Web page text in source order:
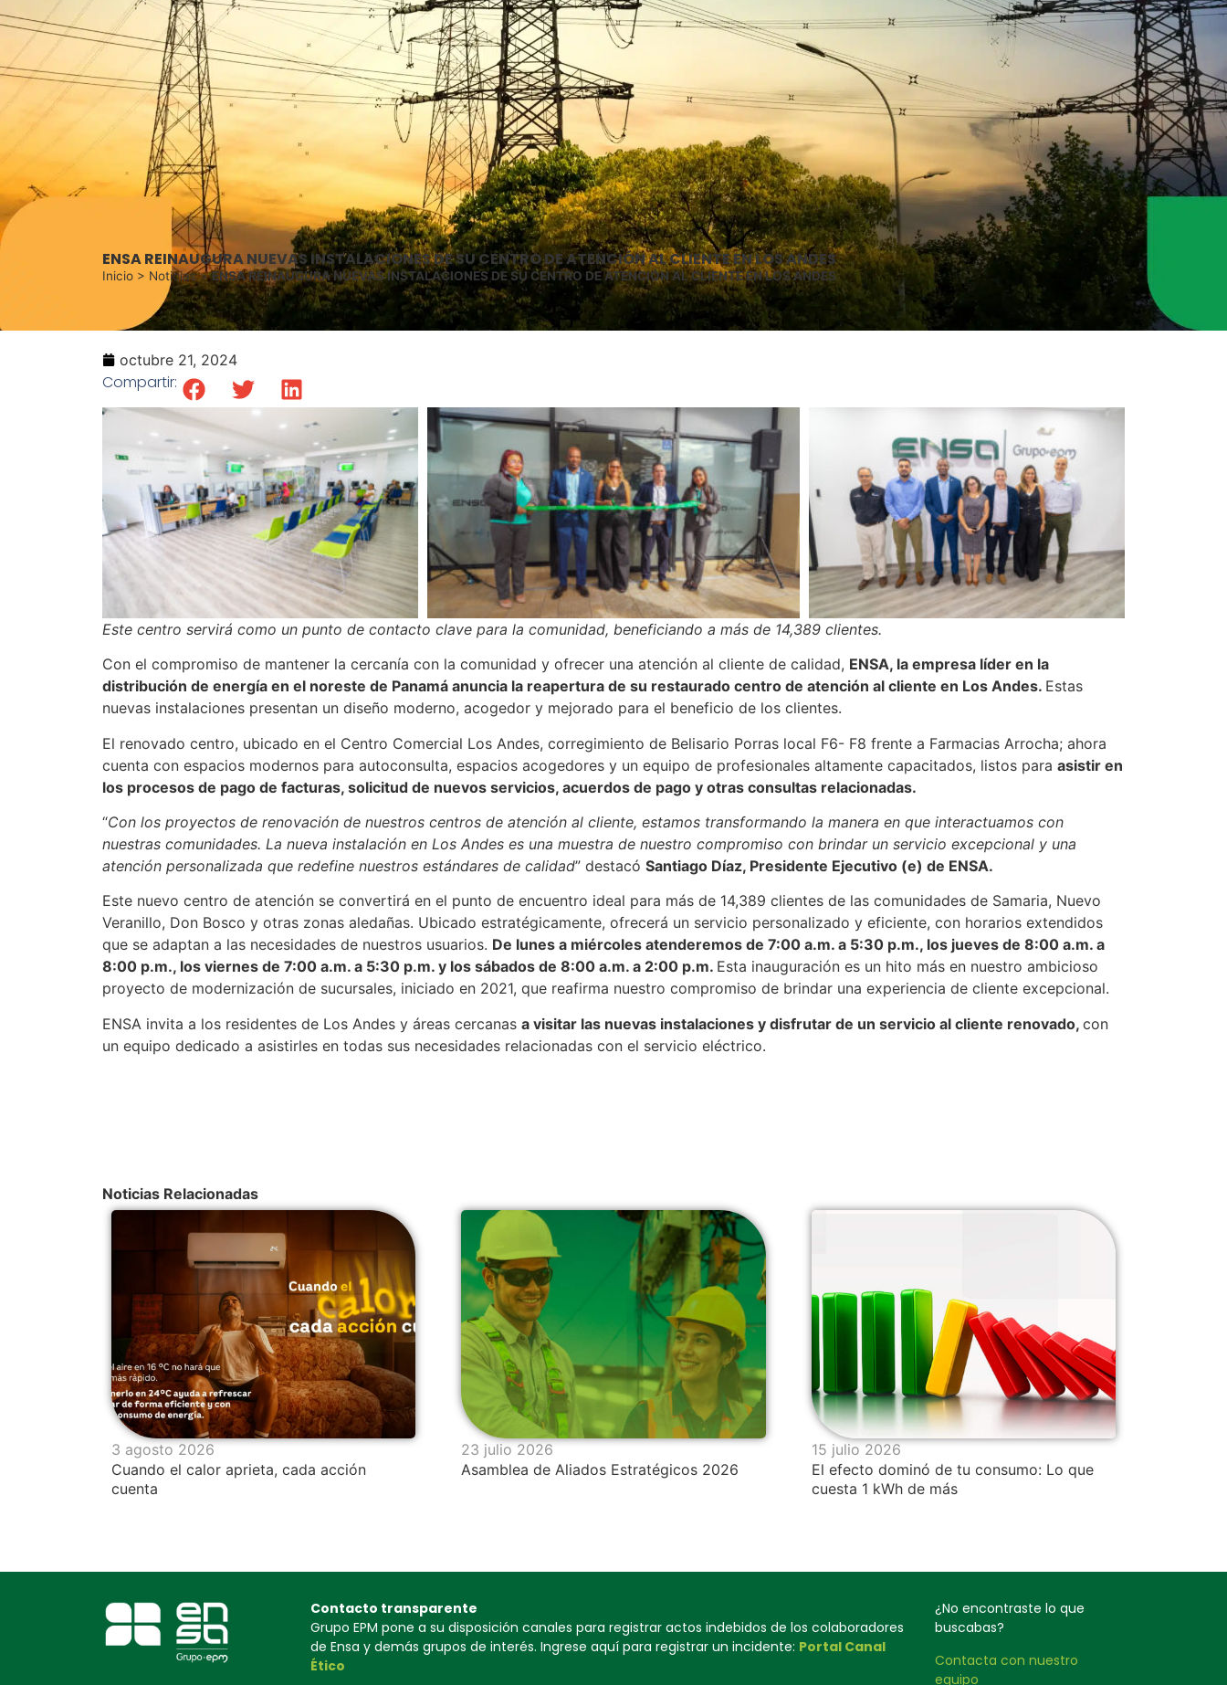
ENSA REINAUGURA NUEVAS INSTALACIONES DE SU CENTRO DE ATENCIÓN AL CLIENTE EN LOS ANDES
Inicio > Noticias>ENSA REINAUGURA NUEVAS INSTALACIONES DE SU CENTRO DE ATENCIÓN AL CLIENTE EN LOS ANDES
octubre 21, 2024
Compartir:
Este centro servirá como un punto de contacto clave para la comunidad, beneficiando a más de 14,389 clientes.
Con el compromiso de mantener la cercanía con la comunidad y ofrecer una atención al cliente de calidad, ENSA, la empresa líder en la
distribución de energía en el noreste de Panamá anuncia la reapertura de su restaurado centro de atención al cliente en Los Andes. Estas
nuevas instalaciones presentan un diseño moderno, acogedor y mejorado para el beneficio de los clientes.
El renovado centro, ubicado en el Centro Comercial Los Andes, corregimiento de Belisario Porras local F6- F8 frente a Farmacias Arrocha; ahora
cuenta con espacios modernos para autoconsulta, espacios acogedores y un equipo de profesionales altamente capacitados, listos para asistir en
los procesos de pago de facturas, solicitud de nuevos servicios, acuerdos de pago y otras consultas relacionadas.
“Con los proyectos de renovación de nuestros centros de atención al cliente, estamos transformando la manera en que interactuamos con
nuestras comunidades. La nueva instalación en Los Andes es una muestra de nuestro compromiso con brindar un servicio excepcional y una
atención personalizada que redefine nuestros estándares de calidad” destacó Santiago Díaz, Presidente Ejecutivo (e) de ENSA.
Este nuevo centro de atención se convertirá en el punto de encuentro ideal para más de 14,389 clientes de las comunidades de Samaria, Nuevo
Veranillo, Don Bosco y otras zonas aledañas. Ubicado estratégicamente, ofrecerá un servicio personalizado y eficiente, con horarios extendidos
que se adaptan a las necesidades de nuestros usuarios. De lunes a miércoles atenderemos de 7:00 a.m. a 5:30 p.m., los jueves de 8:00 a.m. a
8:00 p.m., los viernes de 7:00 a.m. a 5:30 p.m. y los sábados de 8:00 a.m. a 2:00 p.m. Esta inauguración es un hito más en nuestro ambicioso
proyecto de modernización de sucursales, iniciado en 2021, que reafirma nuestro compromiso de brindar una experiencia de cliente excepcional.
ENSA invita a los residentes de Los Andes y áreas cercanas a visitar las nuevas instalaciones y disfrutar de un servicio al cliente renovado, con
un equipo dedicado a asistirles en todas sus necesidades relacionadas con el servicio eléctrico.
Noticias Relacionadas
3 agosto 2026
Cuando el calor aprieta, cada acción
cuenta
23 julio 2026
Asamblea de Aliados Estratégicos 2026
15 julio 2026
El efecto dominó de tu consumo: Lo que
cuesta 1 kWh de más
Contacto transparente
Grupo EPM pone a su disposición canales para registrar actos indebidos de los colaboradores
de Ensa y demás grupos de interés. Ingrese aquí para registrar un incidente: Portal Canal
Ético
¿No encontraste lo que
buscabas?
Contacta con nuestro
equipo